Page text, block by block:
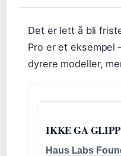
Det er lett å bli
Pro er et eksempel
dyrere modeller,
IKKE GA GLIPP
Haus Labs